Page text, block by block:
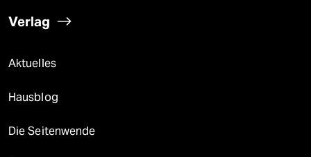
Verlag
Aktuelles
Hausblog
Die Seitenwende